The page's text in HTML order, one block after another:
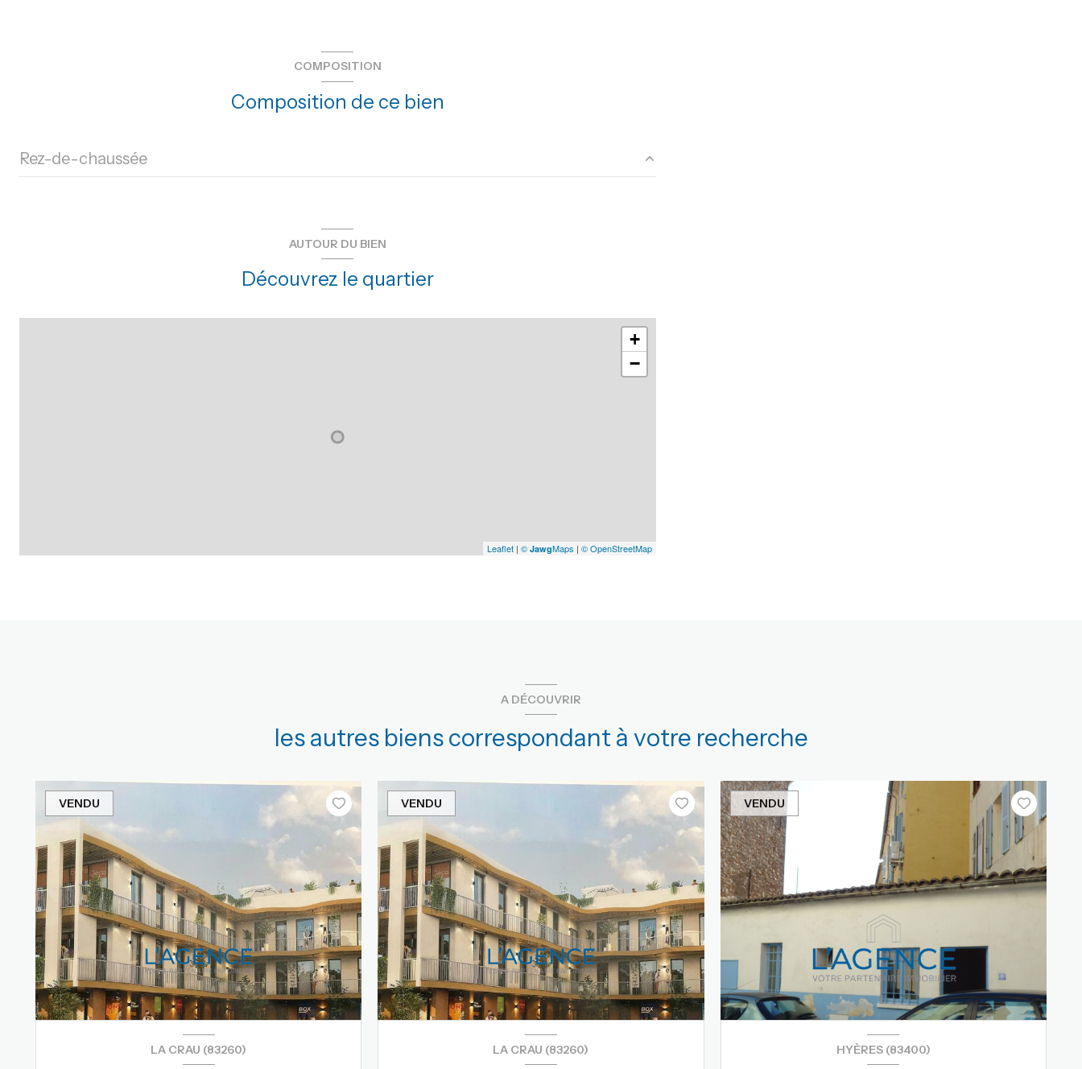
COMPOSITION
Composition de ce bien
Rez-de-chaussée
AUTOUR DU BIEN
Découvrez le quartier
+
−
Leaflet| © JawgMaps | © OpenStreetMap
A DÉCOUVRIR
les autres biens correspondant à votre recherche
VENDU
LA CRAU (83260)
VENDU
LA CRAU (83260)
VENDU
HYÈRES (83400)